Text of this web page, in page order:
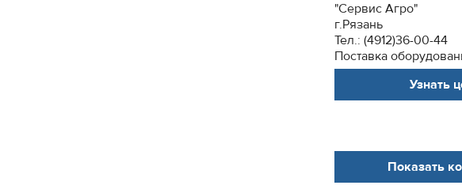
"Сервис Агро"
г.Рязань
Тел.: (4912)36-00-44
Поставка
Узнать
Показать